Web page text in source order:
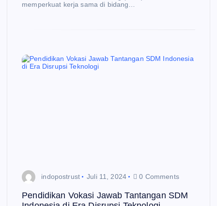
memperkuat kerja sama di bidang…
indopostrust Juli 11, 2024 0 Comments
Pendidikan Vokasi Jawab Tantangan SDM